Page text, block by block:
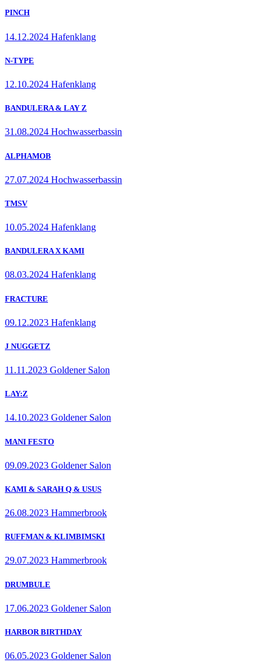
PINCH
14.12.2024 Hafenklang
N-TYPE
12.10.2024 Hafenklang
BANDULERA & LAY Z
31.08.2024 Hochwasserbassin
ALPHAMOB
27.07.2024 Hochwasserbassin
TMSV
10.05.2024 Hafenklang
BANDULERA X KAMI
08.03.2024 Hafenklang
FRACTURE
09.12.2023 Hafenklang
J NUGGETZ
11.11.2023 Goldener Salon
LAY:Z
14.10.2023 Goldener Salon
MANI FESTO
09.09.2023 Goldener Salon
KAMI & SARAH Q & USUS
26.08.2023 Hammerbrook
RUFFMAN & KLIMBIMSKI
29.07.2023 Hammerbrook
DRUMBULE
17.06.2023 Goldener Salon
HARBOR BIRTHDAY
06.05.2023 Goldener Salon